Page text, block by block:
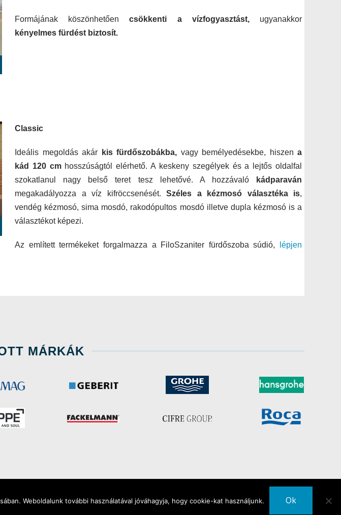
Formájának köszönhetőencsökkenti a vízfogyasztást,ugyanakkor
kényelmes fürdést biztosít.
Classic
Ideális megoldás akár kis fürdőszobákba, vagy bemélyedésekbe, hiszen a
kád 120 cmhosszúságtól elérhető. A keskeny szegélyek és a lejtős oldalfal
szokatlanul nagy belső teret tesz lehetővé. A hozzávaló
kádparaván
megakadályozza a víz kifröccsenését. Széles a kézmosó választéka is,
vendég kézmosó, sima mosdó, rakodópultos mosdó illetve dupla kézmosó is a
választékot képezi.
Az említett termékeket forgalmazza a FiloSzaniter fürdőszoba súdió, lépjen
MÁRKÁK
| FiloSzaniter
Weboldalunk további használatával jóváhagyja, hogy cookie-kat használjunk. Ok